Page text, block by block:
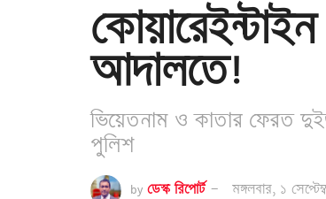
আদালতে!
ভিয়েতনাম ও কাতার ফেরত
পুলিশ
by ডেস্ক রিপোর্ট মঙ্গলবার, ১